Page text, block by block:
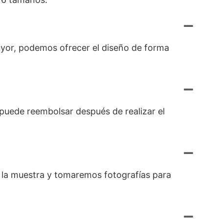
podemos ofrecer el diseño de forma
reembolsar después de realizar el
muestra y tomaremos fotografías para